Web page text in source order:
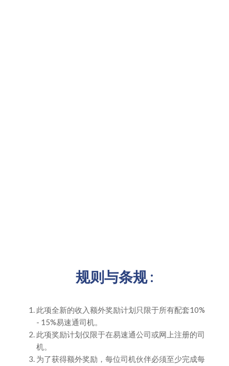
规则与条规 :
此项全新的收入额外奖励计划只限于所有配套10%
- 15%易速通司机。
此项奖励计划仅限于在易速通公司或网上注册的司
机。
为了获得额外奖励，每位司机伙伴必须至少完成每